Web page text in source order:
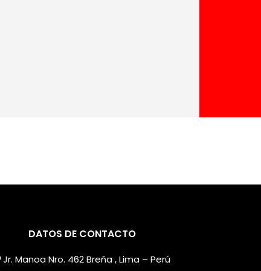
DATOS DE CONTACTO
Jr. Manoa Nro. 462 Breña , Lima – Perú